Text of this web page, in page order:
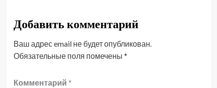
Добавить комментарий
Ваш адрес email не будет опубликован.
Обязательные поля помечены *
Комментарий *